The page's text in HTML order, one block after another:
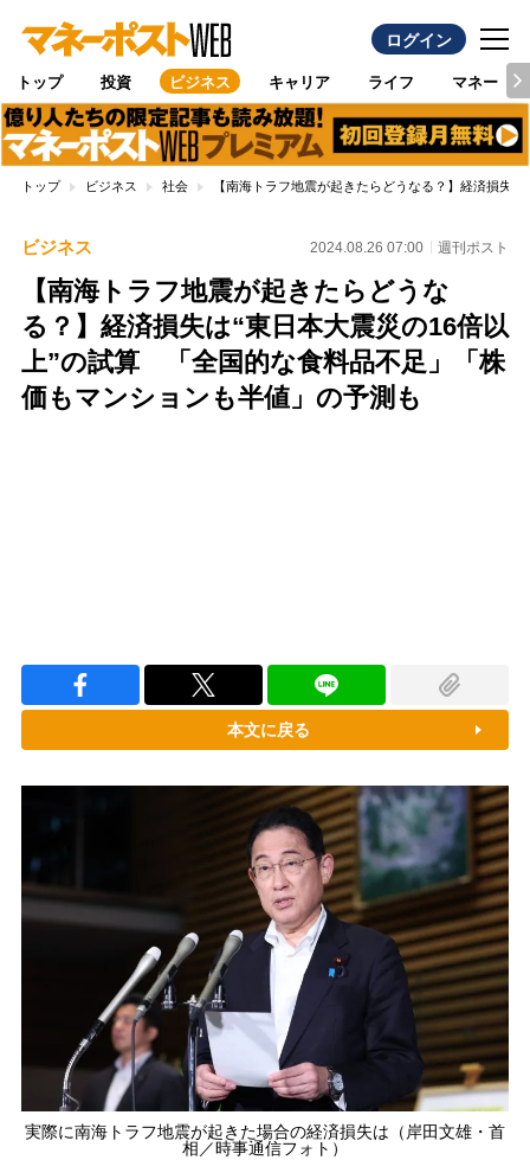
ログイン
トップ 投資 ビジネス キャリア ライフ マネー
トップ ビジネス 社会 【南海トラフ地震が起きたらどうなる？】経済損失
ビジネス 2024.08.26 07:00 週刊ポスト
【南海トラフ地震が起きたらどうな
る？】経済損失は“東日本大震災の16倍以
上”の試算 「全国的な食料品不足」「株
価もマンションも半値」の予測も
本文に戻る
実際に南海トラフ地震が起きた場合の経済損失は（岸田文雄・首
相／時事通信フォト）